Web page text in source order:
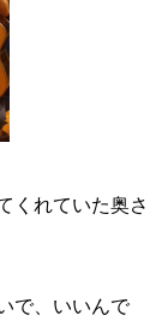
くれていた奥さ
で、いいんで